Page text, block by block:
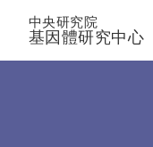
中央研究院
基因體研究中心